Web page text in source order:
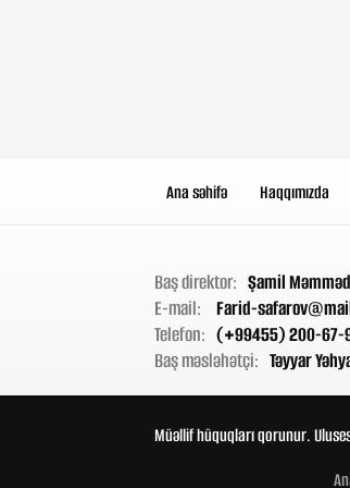
Ana səhifə Haqqımızda
Baş direktor: Şamil
E-mail:
Farid-
Telefon: (+99455) 200-67-
Baş məsləhətçi: Təyyar
Müəllif hüquqları qorunur.